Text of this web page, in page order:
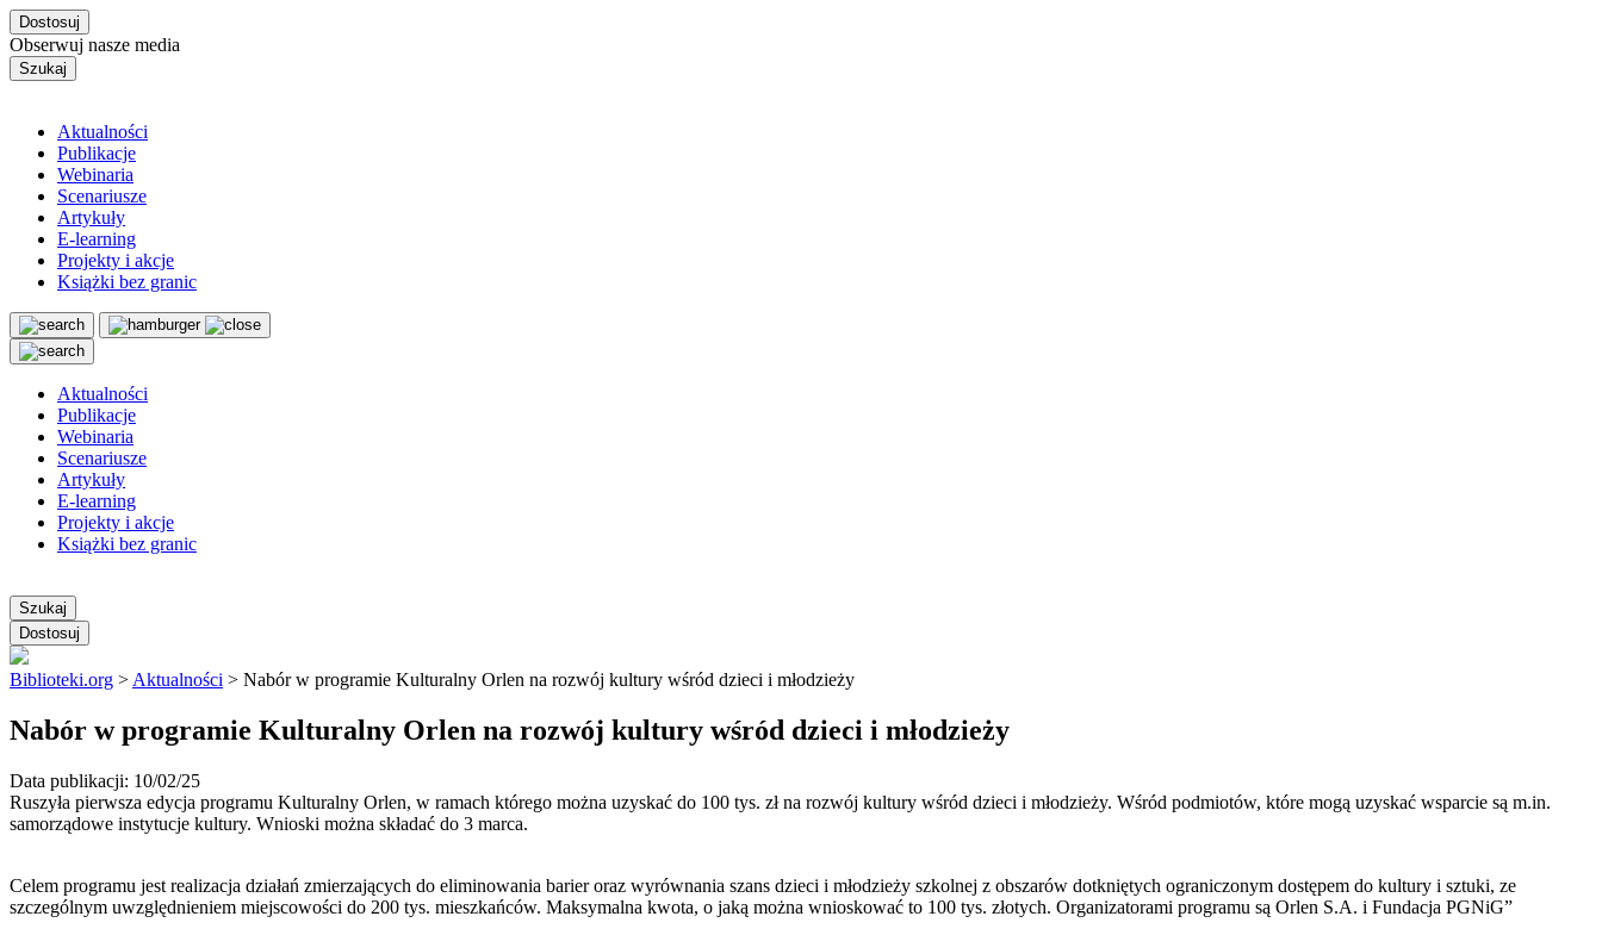
Dostosuj
Obserwuj nasze media
Szukaj
Aktualności
Publikacje
Webinaria
Scenariusze
Artykuły
E-learning
Projekty i akcje
Książki bez granic
Aktualności
Publikacje
Webinaria
Scenariusze
Artykuły
E-learning
Projekty i akcje
Książki bez granic
Szukaj
Dostosuj
Biblioteki.org > Aktualności > Nabór w programie Kulturalny Orlen na rozwój kultury wśród dzieci i młodzieży
Nabór w programie Kulturalny Orlen na rozwój kultury wśród dzieci i młodzieży
Data publikacji: 10/02/25
Ruszyła pierwsza edycja programu Kulturalny Orlen, w ramach którego można uzyskać do 100 tys. zł na rozwój kultury wśród dzieci i młodzieży. Wśród podmiotów, które mogą uzyskać wsparcie są m.in.
samorządowe instytucje kultury. Wnioski można składać do 3 marca.
Celem programu jest realizacja działań zmierzających do eliminowania barier oraz wyrównania szans dzieci i młodzieży szkolnej z obszarów dotkniętych ograniczonym dostępem do kultury i sztuki, ze
szczególnym uwzględnieniem miejscowości do 200 tys. mieszkańców. Maksymalna kwota, o jaką można wnioskować to 100 tys. złotych. Organizatorami programu są Orlen S.A. i Fundacja PGNiG”